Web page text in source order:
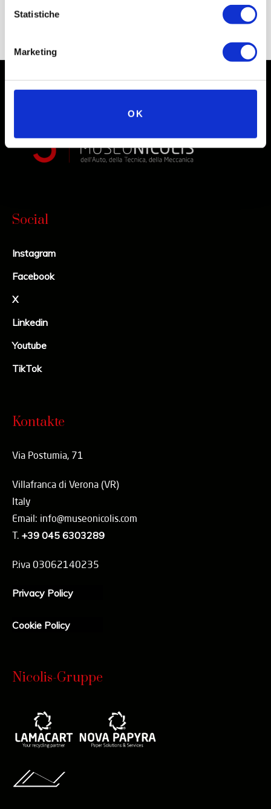
Statistiche
Marketing
OK
Social
Instagram
Facebook
X
Linkedin
Youtube
TikTok
Kontakte
Via Postumia, 71
Villafranca di Verona (VR)
Italy
Email: info@museonicolis.com
T. +39 045 6303289
P.iva 03062140235
Privacy Policy
Cookie Policy
Nicolis-Gruppe